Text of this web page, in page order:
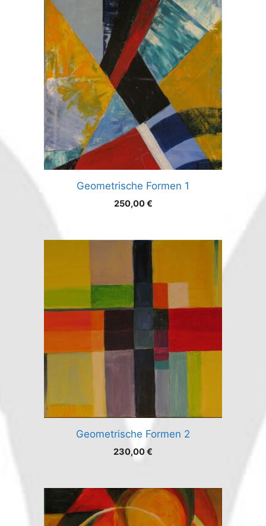
Geometrische Formen 1
250,00€
Geometrische Formen 2
230,00€